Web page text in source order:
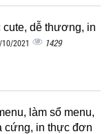
cute, dễ thương, in
2021 1429
làm sổ menu,
cứng, in thực đơn